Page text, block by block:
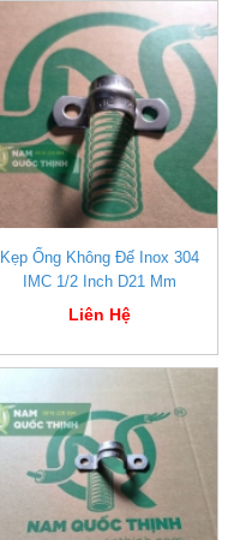
Kẹp Ống Không Đế Inox 304
IMC 1/2 Inch D21 Mm
Liên Hệ